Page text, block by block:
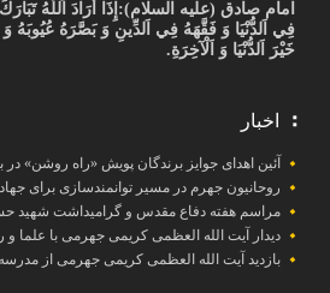
امام صادق (علیه السلام): إِذَا أَرَادَ اَللَّهُ
فِي اَلدُّنْيَا وَ فَقَّهَهُ فِي اَلدِّينِ وَ بَصَّرَهُ عُيُوبَهُ
خَيْرَ اَلدُّنْيَا وَ اَلْآخِرَةِ.
اخبار
آئین اهدای جوایز برندگان پویش «راه روشن»
روحانیون جهرم در مسیر توانمندسازی برای جهاد
مراسم هفته دفاع مقدس و گرامیداشت شهید
دیدار آیت الله العظمی کریمی جهرمی با علما و
بازدید آیت الله العظمی کریمی جهرمی از